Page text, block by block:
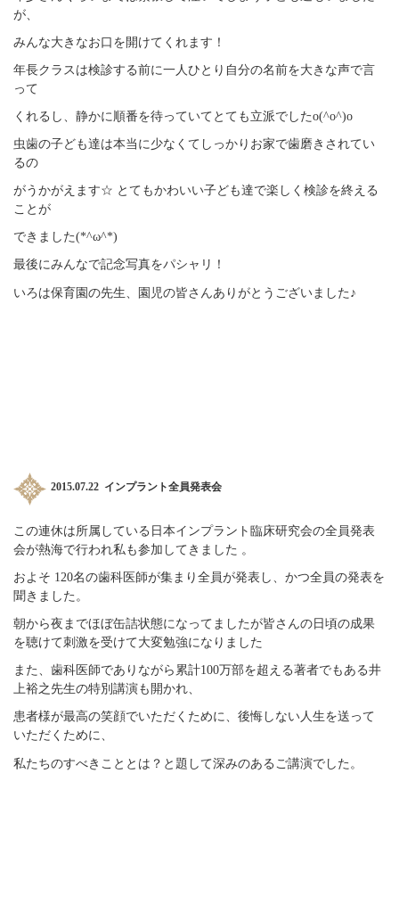
が、
みんな大きなお口を開けてくれます！
年長クラスは検診する前に一人ひとり自分の名前を大きな声で言
って
くれるし、静かに順番を待っていてとても立派でしたo(^o^)o
虫歯の子ども達は本当に少なくてしっかりお家で歯磨きされてい
るの
がうかがえます☆ とてもかわいい子ども達で楽しく検診を終える
ことが
できました(*^ω^*)
最後にみんなで記念写真をパシャリ！
いろは保育園の先生、園児の皆さんありがとうございました♪
2015.07.22 インプラント全員発表会
この連休は所属している日本インプラント臨床研究会の全員発表
会が熱海で行われ私も参加してきました 。
およそ 120名の歯科医師が集まり全員が発表し、かつ全員の発表を
聞きました。
朝から夜までほぼ缶詰状態になってましたが皆さんの日頃の成果
を聴けて刺激を受けて大変勉強になりました
また、歯科医師でありながら累計100万部を超える著者でもある井
上裕之先生の特別講演も開かれ、
患者様が最高の笑顔でいただくために、後悔しない人生を送って
いただくために、
私たちのすべきこととは？と題して深みのあるご講演でした。